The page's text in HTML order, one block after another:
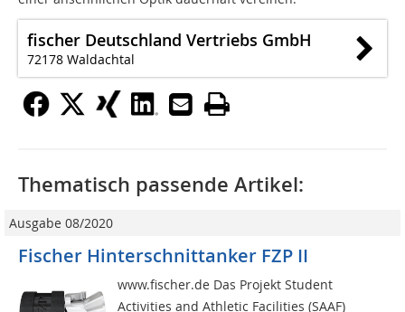
fischer Deutschland Vertriebs GmbH
72178 Waldachtal
Thematisch passende Artikel:
Ausgabe 08/2020
Fischer Hinterschnittanker FZP II
www.fischer.de Das Projekt Student
Activities and Athletic Facilities (SAAF)